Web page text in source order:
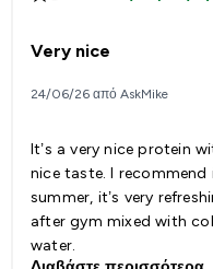
Very nice
24/06/26 από AskMike
It’s a very nice protein
nice taste. I
summer, it’s very
after gym mixed with
water.
Διαβάστε περισσότερα